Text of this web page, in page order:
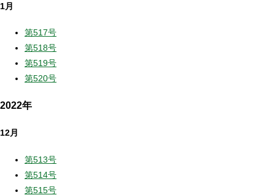
1月
第517号
第518号
第519号
第520号
2022年
12月
第513号
第514号
第515号